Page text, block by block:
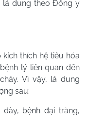
lá dung theo Đông y
thích hệ tiêu hóa
lý liên quan đến
Vì vậy, lá dung
sau:
bệnh đại tràng,